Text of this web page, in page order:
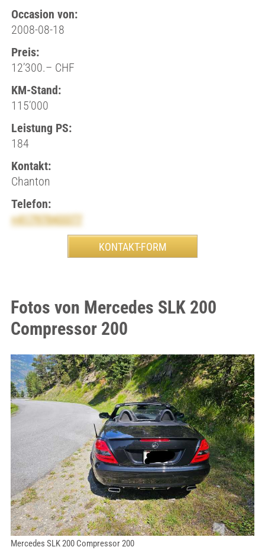
Occasion von:
2008-08-18
Preis:
12’300.– CHF
KM-Stand:
115’000
Leistung PS:
184
Kontakt:
Chanton
Telefon:
+41797043377
Fotos von Mercedes SLK 200
Compressor 200
Mercedes SLK 200 Compressor 200